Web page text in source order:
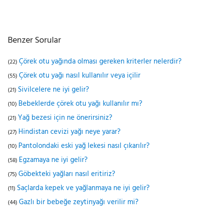
Benzer Sorular
(22) Çörek otu yağında olması gereken kriterler nelerdir?
(55) Çörek otu yağı nasıl kullanılır veya içilir
(21) Sivilcelere ne iyi gelir?
(10) Bebeklerde çörek otu yağı kullanılır mı?
(21) Yağ bezesi için ne önerirsiniz?
(27) Hindistan cevizi yağı neye yarar?
(10) Pantolondaki eski yağ lekesi nasıl çıkarılır?
(58) Egzamaya ne iyi gelir?
(75) Göbekteki yağları nasıl eritiriz?
(11) Saçlarda kepek ve yağlanmaya ne iyi gelir?
(44) Gazlı bir bebeğe zeytinyağı verilir mi?